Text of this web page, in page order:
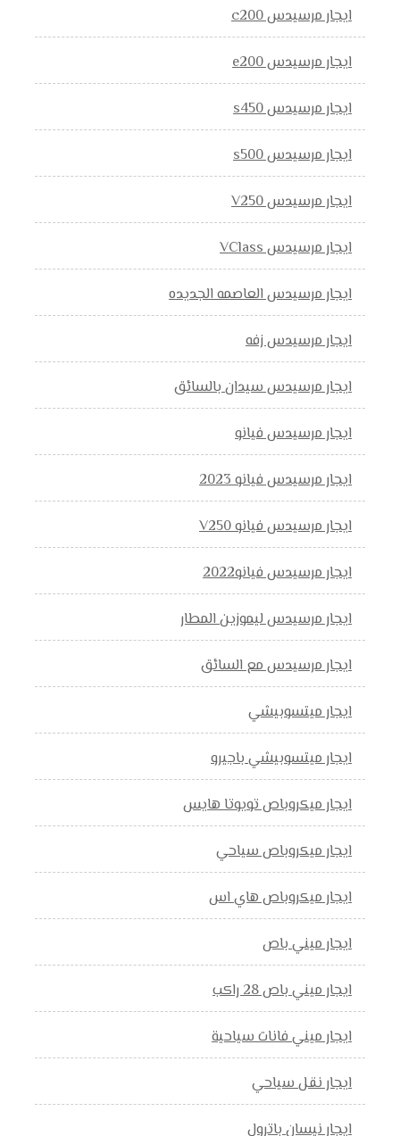
ايجار مرسيدس c200
ايجار مرسيدس e200
ايجار مرسيدس s450
ايجار مرسيدس s500
ايجار مرسيدس V250
ايجار مرسيدس VClass
ايجار مرسيدس العاصمه الجديده
ايجار مرسيدس زفه
ايجار مرسيدس سيدان بالسائق
ايجار مرسيدس فيانو
ايجار مرسيدس فيانو 2023
ايجار مرسيدس فيانو V250
ايجار مرسيدس فيانو2022
ايجار مرسيدس ليموزين المطار
ايجار مرسيدس مع السائق
ايجار ميتسوبيشي
ايجار ميتسوبيشي باجيرو
ايجار ميكروباص تويوتا هايس
ايجار ميكروباص سياحي
ايجار ميكروباص هاي اس
ايجار ميني باص
ايجار ميني باص 28 راكب
ايجار ميني فانات سياحية
ايجار نقل سياحي
ايجار نيسان باترول